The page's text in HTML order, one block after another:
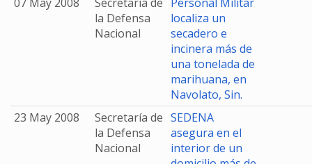
la Defensa
Nacional
localiza un
secadero e
incinera más de
una tonelada de
marihuana, en
Navolato, Sin.
23 May 2008
Secretaría de
la Defensa
Nacional
SEDENA
asegura en el
interior de un